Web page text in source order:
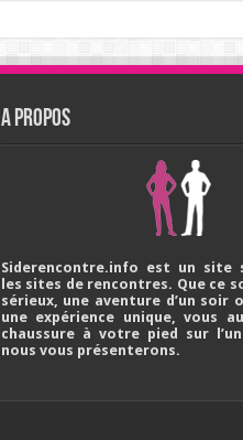
A PROPOS
Siderencontre.info est un site
les sites de rencontres. Que ce
sérieux, une aventure d’un soir
une expérience unique, vous
chaussure à votre pied sur
nous vous présenterons.